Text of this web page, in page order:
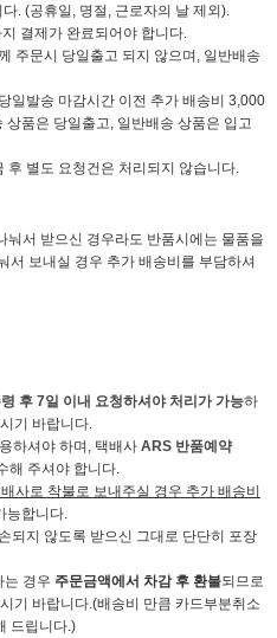
. (공휴일, 명절, 근로자의 날 제외).
결제가 완료되어야 합니다.
주문시 당일출고 되지 않으며, 일반배송
일발송 마감시간 이전 추가 배송비 3,000
품은 당일출고, 일반배송 상품은 입고
별도 요청건은 처리되지 않습니다.
서 받으신 경우라도 반품시에는 물품을
서 보내실 경우 추가 배송비를 부담하셔
후 7일 이내 요청하셔야 처리가 가능하
기 바랍니다.
하셔야 하며, 택배사 ARS 반품예약
해 주셔야 합니다.
사로 착불로 보내주실 경우 추가 배송비
능합니다.
되지 않도록 받으신 그대로 단단히 포장
경우 주문금액에서 차감 후 환불되므로
기 바랍니다.(배송비 만큼 카드부분취소
드립니다.)